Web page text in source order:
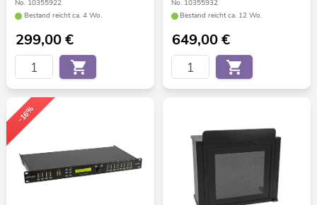
No. 10355922
Bestand reicht ca. 4 Wo.
299,00€
No. 10355932
Bestand reicht ca. 12 Wo.
649,00€
-16%